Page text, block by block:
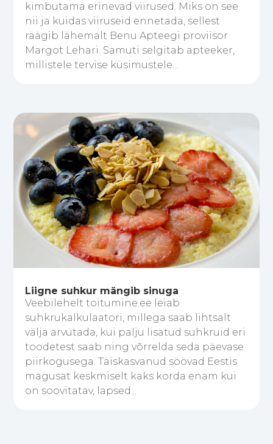
kimbutama erinevad viirused. Miks on see
nii ja kuidas viiruseid ennetada, sellest
räägib lähemalt Benu Apteegi proviisor
Margot Lehari. Samuti selgitab apteeker,
millistele tervise küsimustele...
Liigne suhkur mängib sinuga
Veebilehelt toitumine.ee leiab
suhkrukalkulaatori, millega saab lihtsalt
välja arvutada, kui palju lisatud suhkruid eri
toodetest saab ning võrrelda seda päevase
piirkogusega. Täiskasvanud söövad Eestis
magusat keskmiselt kaks korda enam kui
on soovitatav, lapsed...